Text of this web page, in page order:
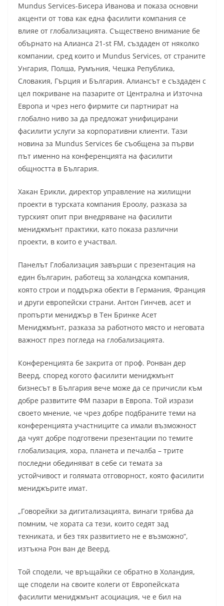
Mundus Services-Бисера Иванова и показа основни
акценти от това как една фасилити компания се
влияе от глобализацията. Съществено внимание бе
обърнато на Алианса 21-st FM, създаден от няколко
компании, сред които и Mundus Services, от страните
Унгария, Полша, Румъния, Чешка Република,
Словакия, Гърция и България. Алиансът е създаден с
цел покриване на пазарите от Централна и Източна
Европа и чрез него фирмите си партнират на
глобално ниво за да предложат унифицирани
фасилити услуги за корпоративни клиенти. Тази
новина за Mundus Services бе съобщена за първи
път именно на конференцията на фасилити
общността в България.
Хакан Ерикли, директор управление на жилищни
проекти в турската компания Ероолу, разказа за
турският опит при внедряване на фасилити
мениджмънт практики, като показа различни
проекти, в които е участвал.
Панелът Глобализация завърши с презентация на
един българин, работещ за холандска компания,
която строи и поддържа обекти в Германия, Франция
и други европейски страни. Антон Гинчев, асет и
пропърти мениджър в Тен Бринке Асет
Мениджмънт, разказа за работното място и неговата
важност през погледа на глобализацията.
Конференцията бе закрита от проф. Ронван дер
Веерд, според когото фасилити мениджмънт
бизнесът в България вече може да се причисли към
добре развитите ФМ пазари в Европа. Той изрази
своето мнение, че чрез добре подбраните теми на
конференцията участниците са имали възможност
да чуят добре подготвени презентации по темите
глобализация, хора, планета и печалба – трите
последни обединяват в себе си темата за
устойчивост и голямата отговорност, която фасилити
мениджърите имат.
„Говорейки за дигитализацията, винаги трябва да
помним, че хората са тези, които седят зад
техниката, и без тях развитието не е възможно“,
изтъкна Рон ван де Веерд.
Той сподели, че връщайки се обратно в Холандия,
ще сподели на своите колеги от Европейската
фасилити мениджмънт асоциация, че е бил на